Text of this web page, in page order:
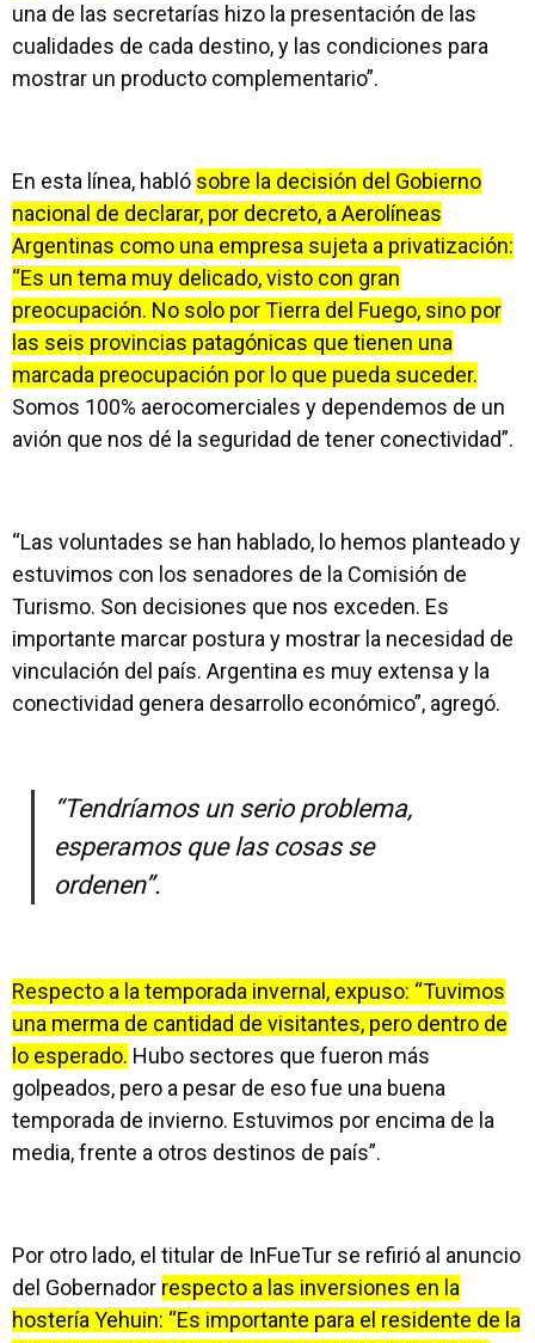
una de las secretarías hizo la presentación de las
cualidades de cada destino, y las condiciones para
mostrar un producto complementario”.
En esta línea, habló sobre la decisión del Gobierno
nacional de declarar, por decreto, a Aerolíneas
Argentinas como una empresa sujeta a privatización:
“Es un tema muy delicado, visto con gran
preocupación. No solo por Tierra del Fuego, sino por
las seis provincias patagónicas que tienen una
marcada preocupación por lo que pueda suceder.
Somos 100% aerocomerciales y dependemos de un
avión que nos dé la seguridad de tener conectividad”.
“Las voluntades se han hablado, lo hemos planteado y
estuvimos con los senadores de la Comisión de
Turismo. Son decisiones que nos exceden. Es
importante marcar postura y mostrar la necesidad de
vinculación del país. Argentina es muy extensa y la
conectividad genera desarrollo económico”, agregó.
“Tendríamos un serio problema,
esperamos que las cosas se
ordenen”.
Respecto a la temporada invernal, expuso: “Tuvimos
una merma de cantidad de visitantes, pero dentro de
lo esperado. Hubo sectores que fueron más
golpeados, pero a pesar de eso fue una buena
temporada de invierno. Estuvimos por encima de la
media, frente a otros destinos de país”.
Por otro lado, el titular de InFueTur se refirió al anuncio
del Gobernador respecto a las inversiones en la
hostería Yehuin: “Es importante para el residente de la